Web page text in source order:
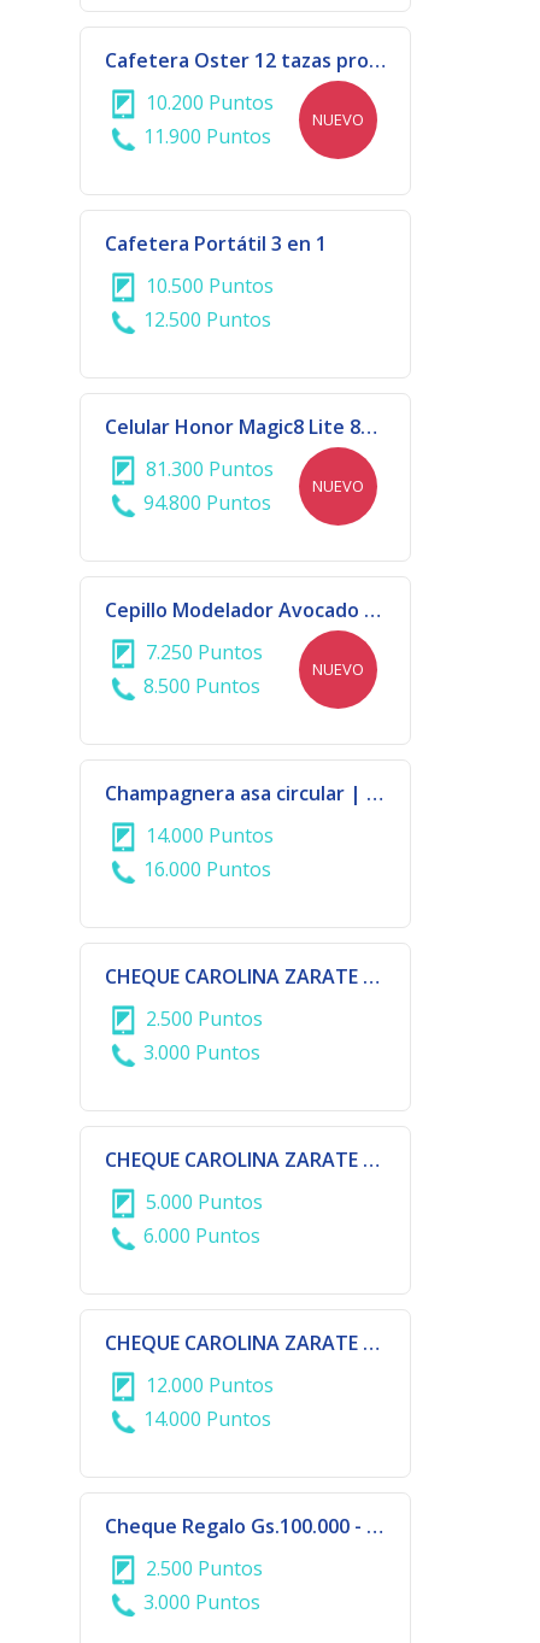
Cafetera Oster 12 tazas programable
10.200 Puntos
11.900 Puntos
NUEVO
Cafetera Portátil 3 en 1
10.500 Puntos
12.500 Puntos
Celular Honor Magic8 Lite 8GB+256GB
81.300 Puntos
94.800 Puntos
NUEVO
Cepillo Modelador Avocado Power 3D Bivoltaje | 914 - 3816
7.250 Puntos
8.500 Puntos
NUEVO
Champagnera asa circular | 570-3167
14.000 Puntos
16.000 Puntos
CHEQUE CAROLINA ZARATE Gs 100.000
2.500 Puntos
3.000 Puntos
CHEQUE CAROLINA ZARATE Gs 200.000
5.000 Puntos
6.000 Puntos
CHEQUE CAROLINA ZARATE Gs 500.000
12.000 Puntos
14.000 Puntos
Cheque Regalo Gs.100.000 - DALAS COLLECTION - CIUDAD DEL ESTE
2.500 Puntos
3.000 Puntos